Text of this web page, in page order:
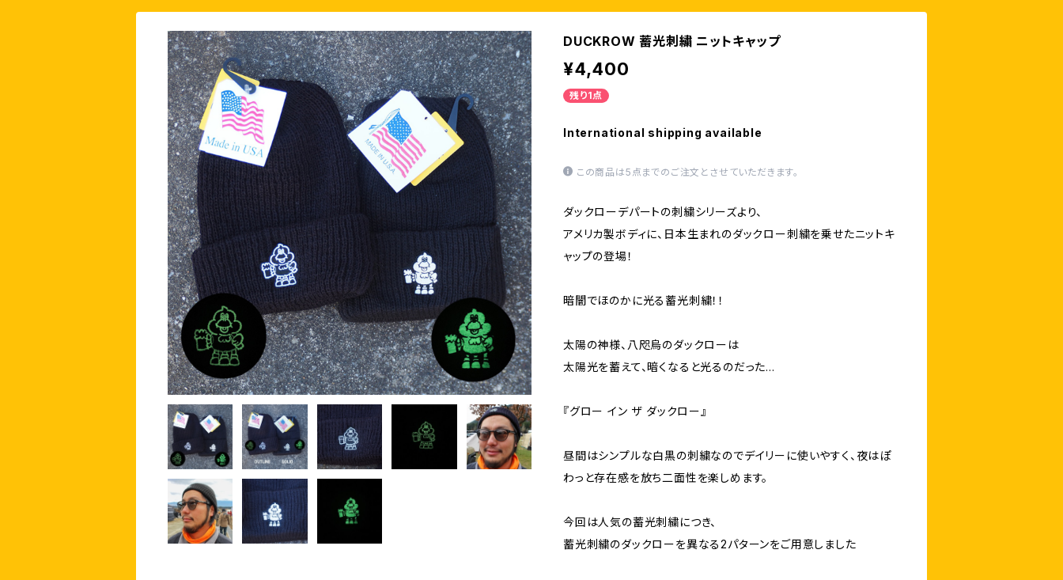
DUCKROW 蓄光刺繍 ニットキャップ
¥4,400
残り1点
International shipping available
この商品は5点までのご注文とさせていただきます。
ダックローデパートの刺繍シリーズより、
アメリカ製ボディに、日本生まれのダックロー刺繍を乗せたニットキ
ャップの登場！
暗闇でほのかに光る蓄光刺繍！！
太陽の神様、八咫烏のダックローは
太陽光を蓄えて、暗くなると光るのだった...
『グロー イン ザ ダックロー』
昼間はシンプルな白黒の刺繍なのでデイリーに使いやすく、夜はぽ
わっと存在感を放ち二面性を楽しめます。
今回は人気の蓄光刺繍につき、
蓄光刺繍のダックローを異なる2パターンをご用意しました